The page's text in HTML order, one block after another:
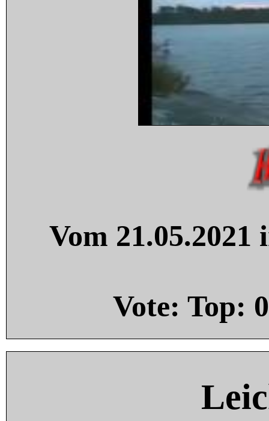
Vom
Vote: Top: 0